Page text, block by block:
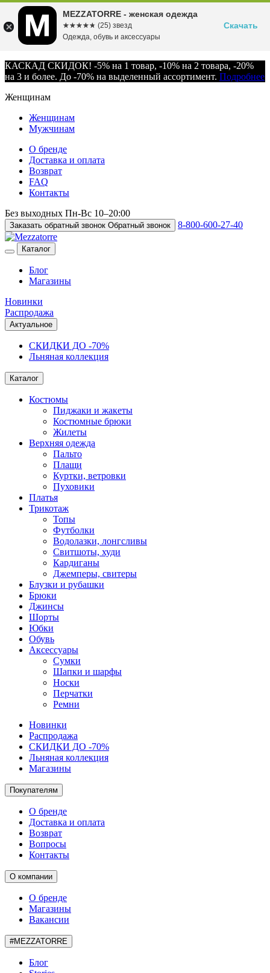
КАСКАД СКИДОК! -5% на 1 товар, -10% на 2 товара, -20%
на 3 и более. До -70% на выделенный ассортимент. Подробнее
Женщинам
Женщинам
Мужчинам
О бренде
Доставка и оплата
Возврат
FAQ
Контакты
Без выходных Пн-Вс 10–20:00
Заказать обратный звонок Обратный звонок 8-800-600-27-40
Каталог
Блог
Магазины
Новинки
Распродажа
Актуальное
СКИДКИ ДО -70%
Льняная коллекция
Каталог
Костюмы
Пиджаки и жакеты
Костюмные брюки
Жилеты
Верхняя одежда
Пальто
Плащи
Куртки, ветровки
Пуховики
Платья
Трикотаж
Топы
Футболки
Водолазки, лонгсливы
Свитшоты, худи
Кардиганы
Джемперы, свитеры
Блузки и рубашки
Брюки
Джинсы
Шорты
Юбки
Обувь
Аксессуары
Сумки
Шапки и шарфы
Носки
Перчатки
Ремни
Новинки
Распродажа
СКИДКИ ДО -70%
Льняная коллекция
Магазины
Покупателям
О бренде
Доставка и оплата
Возврат
Вопросы
Контакты
О компании
О бренде
Магазины
Вакансии
#MEZZATORRE
Блог
MEZZATORRE - женская одежда
☆☆☆☆☆
★★★★★ (25) звезд
Одежда, обувь и аксессуары
Скачать